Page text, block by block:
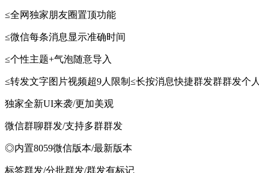
≤全网独家朋友圈置顶功能
≤微信每条消息显示准确时间
≤个性主题+气泡随意导入
≤转发文字图片视频超9人限制≤长按消息快捷群发群群发个人
独家全新UI来袭/更加美观
微信群聊群发/支持多群群发
◎内置8059微信版本/最新版本
标签群发/分批群发/群发有标记